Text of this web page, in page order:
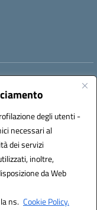
degli utenti -
necessari al
dei servizi
inoltre,
da Web
ns. Cookie Policy.
S.r.l.